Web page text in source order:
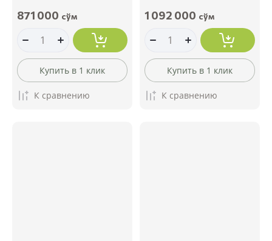
871 000 сўм
Купить в 1 клик
К сравнению
1 092 000 сўм
Купить в 1 клик
К сравнению